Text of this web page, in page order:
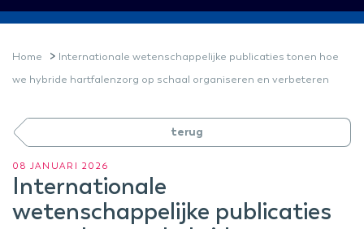
Home > Internationale wetenschappelijke publicaties tonen hoe
we hybride hartfalenzorg op schaal organiseren en verbeteren
terug
08 JANUARI 2026
Internationale
wetenschappelijke publicaties